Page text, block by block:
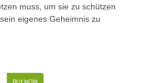
muss, um sie zu schützen
eigenes Geheimnis zu